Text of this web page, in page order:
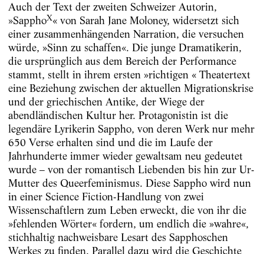
Auch der Text der zweiten Schweizer Autorin,
»SapphoX« von Sarah Jane Moloney, widersetzt sich
einer zusammenhängenden Narration, die versuchen
würde, »Sinn zu schaffen«. Die junge Dramatikerin,
die ursprünglich aus dem Bereich der Performance
stammt, stellt in ihrem ersten »richtigen « Theatertext
eine Beziehung zwischen der aktuellen Migrationskrise
und der griechischen Antike, der Wiege der
abendländischen Kultur her. Protagonistin ist die
legendäre Lyrikerin Sappho, von deren Werk nur mehr
650 Verse erhalten sind und die im Laufe der
Jahrhunderte immer wieder gewaltsam neu gedeutet
wurde – von der romantisch Liebenden bis hin zur Ur-
Mutter des Queerfeminismus. Diese Sappho wird nun
in einer Science Fiction-Handlung von zwei
Wissenschaftlern zum Leben erweckt, die von ihr die
»fehlenden Wörter« fordern, um endlich die »wahre«,
stichhaltig nachweisbare Lesart des Sapphoschen
Werkes zu finden. Parallel dazu wird die Geschichte